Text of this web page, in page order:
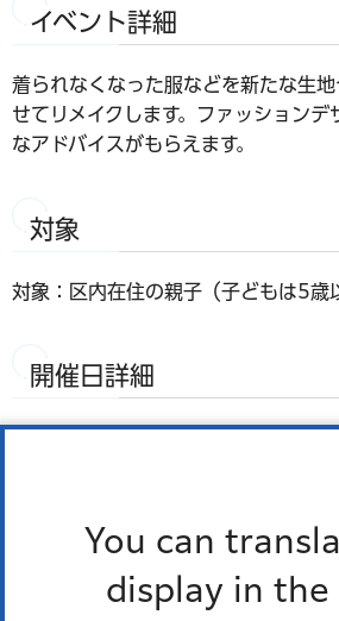
You can
display in the
イベント詳細
着られなくなった服などを新たな生
せてリメイクします。ファッションデ
なアドバイスがもらえます。
対象
対象：区内在住の親子（子どもは5歳
開催日詳細
開催場所
六本木区民協働スペース（港区六本